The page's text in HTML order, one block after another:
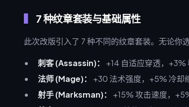
7 种纹章套装与基础属性
此次改版引入了 7 种不同的纹章套装。无论你
刺客 (Assassin)：
+14 自适应穿透，+3%
法师 (Mage)：
+30 法术强度，+5% 冷却
射手 (Marksman)：
+15% 攻击速度，